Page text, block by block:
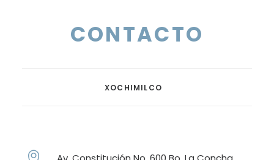
CONTACTO
XOCHIMILCO